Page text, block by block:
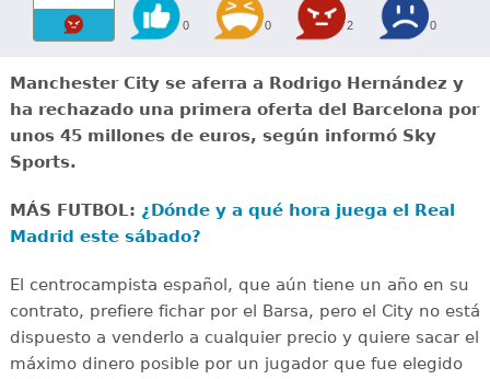
0 0 2 0
Manchester City se aferra a Rodrigo Hernández y
ha rechazado una primera oferta del Barcelona por
unos 45 millones de euros, según informó Sky
Sports.
MÁS FUTBOL: ¿Dónde y a qué hora juega el Real
Madrid este sábado?
El centrocampista español, que aún tiene un año en su
contrato, prefiere fichar por el Barsa, pero el City no está
dispuesto a venderlo a cualquier precio y quiere sacar el
máximo dinero posible por un jugador que fue elegido